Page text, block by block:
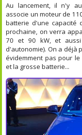
Au lancement, il n'y
associe un moteur de
batterie d'une capacité
prochaine, on verra
70 et 90 kW, et
d'autonomie). On a déjà
évidemment pas pour
et la grosse batterie...